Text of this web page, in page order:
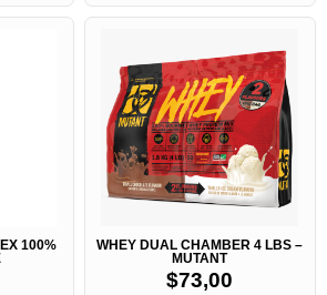
100%
WHEY DUAL CHAMBER 4 LBS –
MUTANT
$73,00